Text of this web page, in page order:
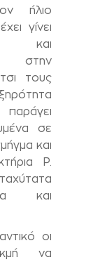
ήλιο
γίνει
στην
τους
σε
και
P.
και
οι
να